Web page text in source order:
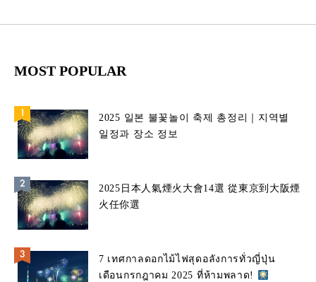
MOST POPULAR
2025 일본 불꽃놀이 축제 총정리｜지역별
일정과 장소 정보
2025日本人氣煙火大會14選 從東京到大阪煙
火任你選
7 เทศกาลดอกไม้ไฟสุดอลังการทั่วญี่ปุ่น
เดือนกรกฎาคม 2025 ที่ห้ามพลาด!